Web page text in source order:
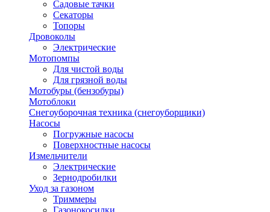
Садовые тачки
Секаторы
Топоры
Дровоколы
Электрические
Мотопомпы
Для чистой воды
Для грязной воды
Мотобуры (бензобуры)
Мотоблоки
Снегоуборочная техника (снегоуборщики)
Насосы
Погружные насосы
Поверхностные насосы
Измельчители
Электрические
Зернодробилки
Уход за газоном
Триммеры
Газонокосилки